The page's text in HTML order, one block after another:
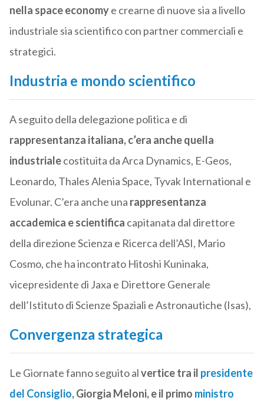
nella space economye crearne di nuove sia a livello
industriale sia scientifico con partner commerciali e
strategici.
Industria e mondo scientifico
A seguito della delegazione politica e di
rappresentanza italiana, c’era anche quella
industrialecostituita da Arca Dynamics, E-Geos,
Leonardo, Thales Alenia Space, Tyvak International e
Evolunar. C’era anche una rappresentanza
accademica e scientifica capitanata dal direttore
della direzione Scienza e Ricerca dell’ASI, Mario
Cosmo, che ha incontrato Hitoshi Kuninaka,
vicepresidente di Jaxa e Direttore Generale
dell’Istituto di Scienze Spaziali e Astronautiche (Isas),
Convergenza strategica
Le Giornate fanno seguito alvertice tra il presidente
del Consiglio, Giorgia Meloni, e il primo ministro